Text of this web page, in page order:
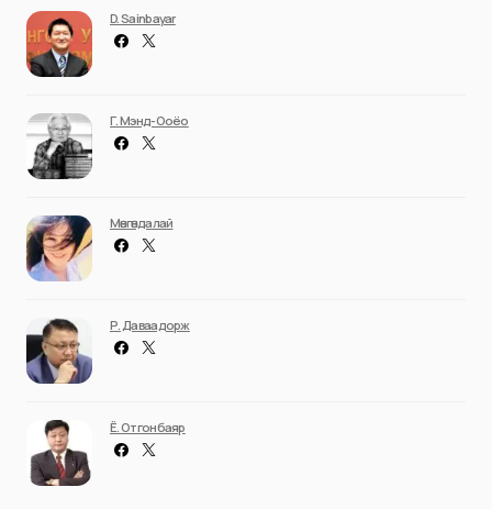
D. Sainbayar
Г. Мэнд-Ооёо
Мөнгөндалай
Р. Даваадорж
Ё. Отгонбаяр